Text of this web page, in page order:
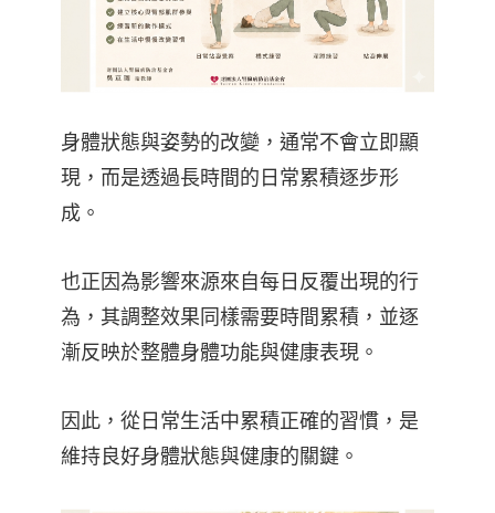
身體狀態與姿勢的改變，通常不會立即顯
現，而是透過長時間的日常累積逐步形
成。
也正因為影響來源來自每日反覆出現的行
為，其調整效果同樣需要時間累積，並逐
漸反映於整體身體功能與健康表現。
因此，從日常生活中累積正確的習慣，是
維持良好身體狀態與健康的關鍵。